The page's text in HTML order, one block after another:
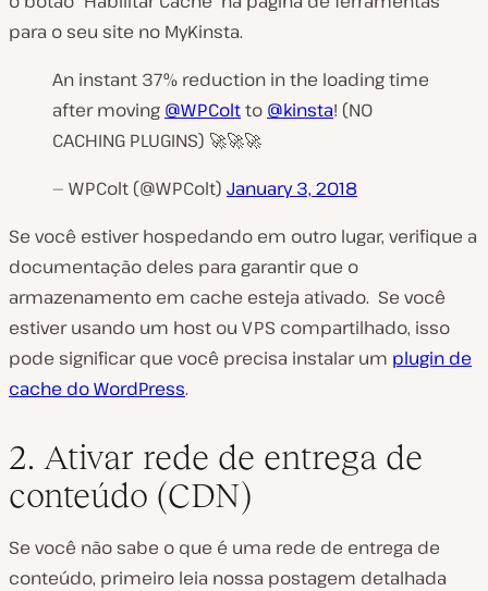
para o seu site no MyKinsta.
An instant 37% reduction in the loading time
after moving @WPColtto @kinsta! (NO
CACHING PLUGINS) 🚀🚀🚀
— WPColt (@WPColt) January 3, 2018
Se você estiver hospedando em outro lugar, verifique a
documentação deles para garantir que o
armazenamento em cache esteja ativado. Se você
estiver usando um host ou VPS compartilhado, isso
pode significar que você precisa instalar um plugin de
cache do WordPress.
2. Ativar rede de entrega de
conteúdo (CDN)
Se você não sabe o que é uma rede de entrega de
conteúdo, primeiro leia nossa postagem detalhada